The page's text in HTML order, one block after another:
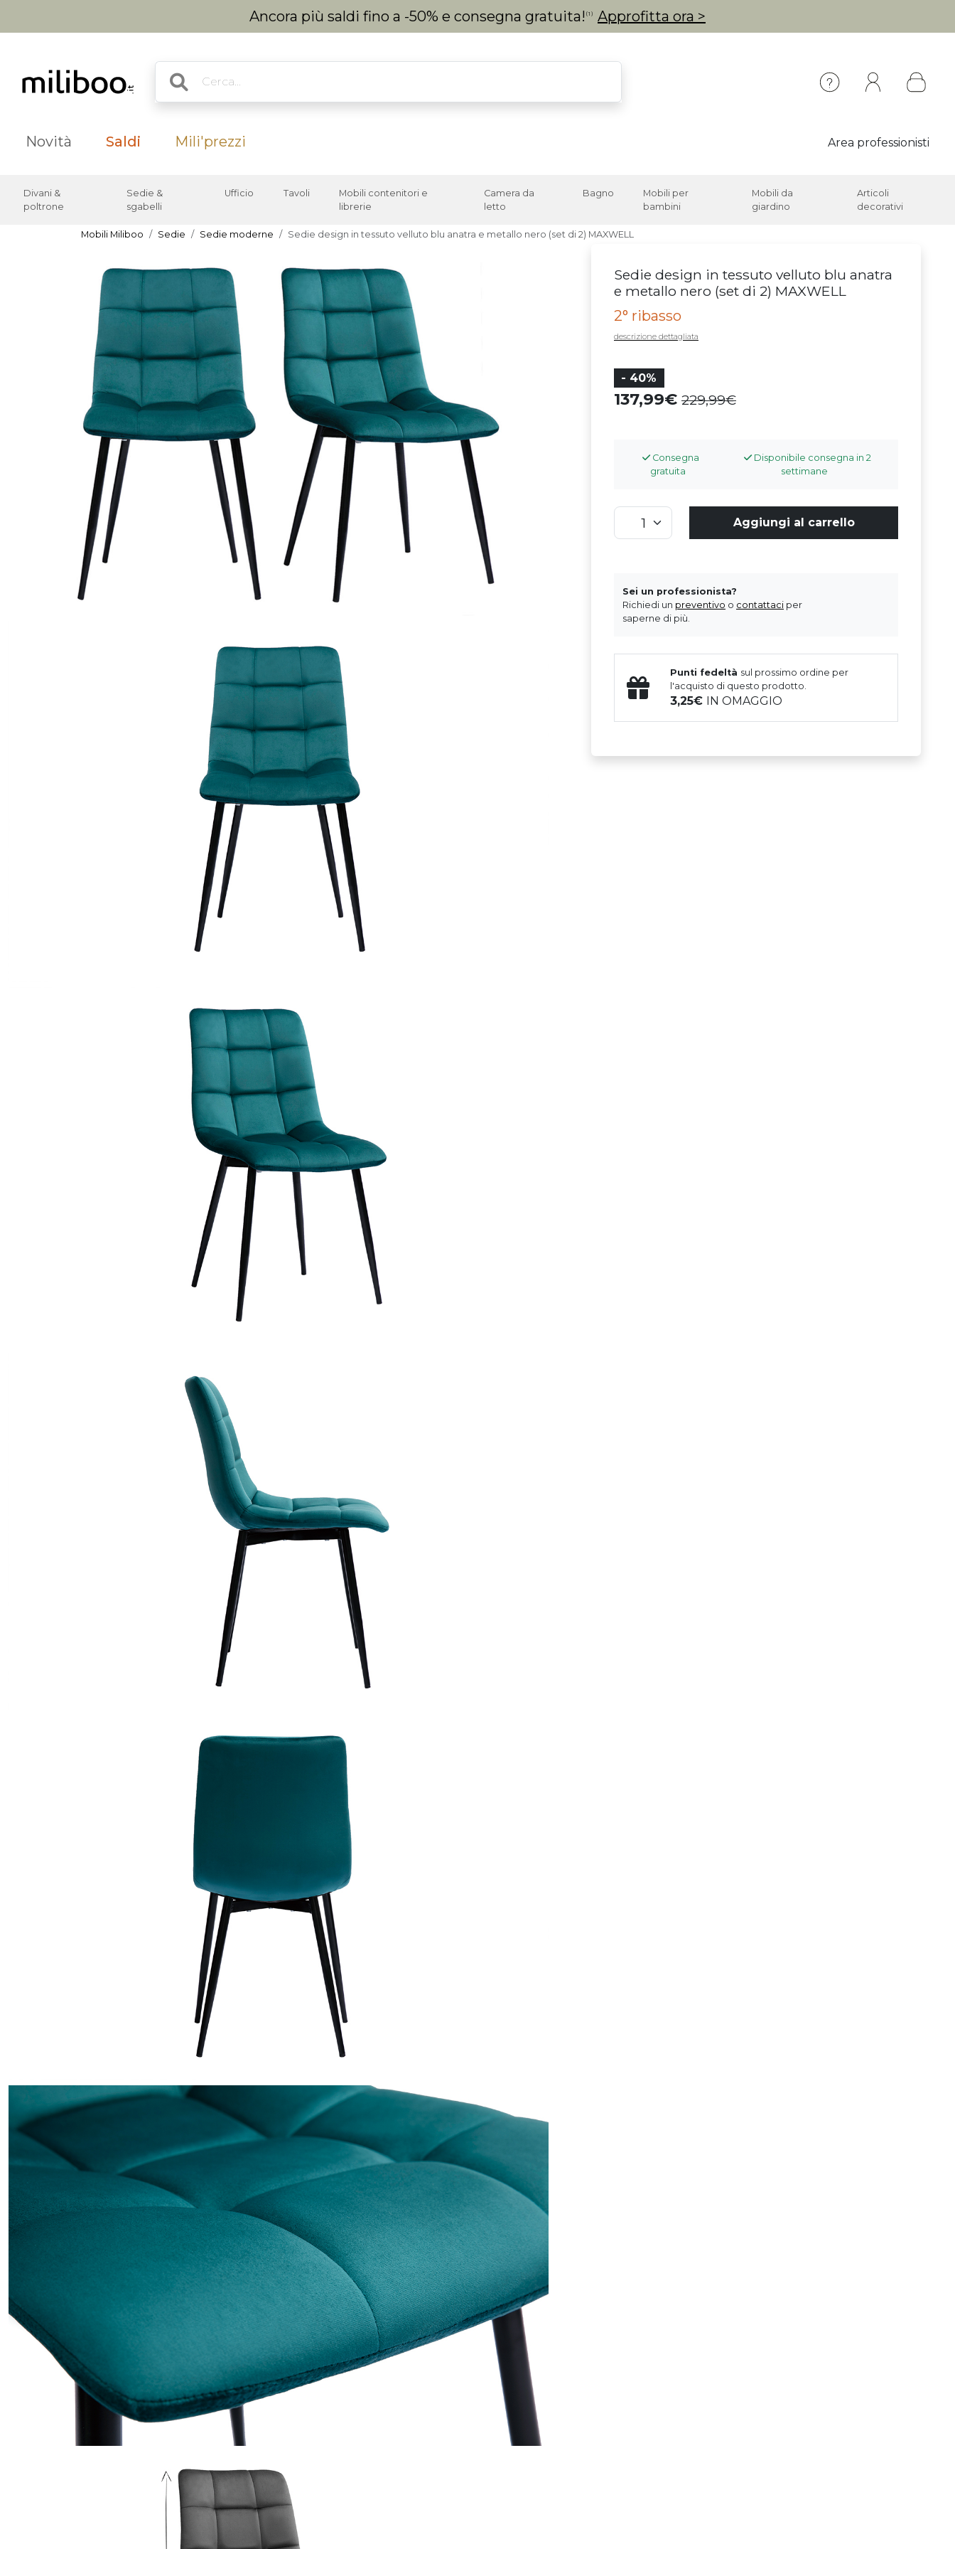
Ancora più saldi fino a -50% e consegna gratuita! (1) Approfitta ora >
Novità Saldi Mili'prezzi Area professionisti
Divani &
poltrone
Sedie &
sgabelli
Ufficio Tavoli
Mobili contenitori e
librerie
Camera da
letto
Bagno
Mobili per
bambini
Mobili da
giardino
Articoli
decorativi
Mobili Miliboo Sedie Sedie moderne Sedie design in tessuto velluto blu anatra e metallo nero (set di 2) MAXWELL
Sedie design in tessuto velluto blu anatra
e metallo nero (set di 2) MAXWELL
2° ribasso
descrizione dettagliata
- 40%
137,99 229,99
Consegna
gratuita
Disponibile consegna in 2
settimane
Aggiungi al carrello
Sei un professionista?
Richiedi un preventivo o contattaci per
saperne di più.
Punti fedeltà sul prossimo ordine per
l'acquisto di questo prodotto.
3,25 IN OMAGGIO